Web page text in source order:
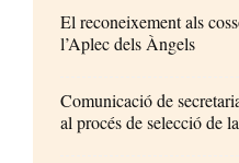
El reconeixement als
l’Aplec dels Àngels
Comunicació de
al procés de selecció de